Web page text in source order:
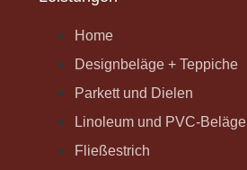
Home
Designbeläge + Teppiche
Parkett und Dielen
Linoleum und PVC-Beläge
Fließestrich